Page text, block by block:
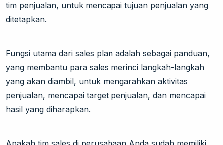
tim penjualan, untuk mencapai tujuan penjualan yang
ditetapkan.
Fungsi utama dari sales plan adalah sebagai panduan,
yang membantu para sales merinci langkah-langkah
yang akan diambil, untuk mengarahkan aktivitas
penjualan, mencapai target penjualan, dan mencapai
hasil yang diharapkan.